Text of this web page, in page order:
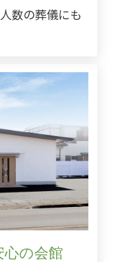
数の葬儀にも
の会館